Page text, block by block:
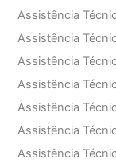
Assistência
Assistência
Assistência
Assistência
Assistência
Assistência
Assistência